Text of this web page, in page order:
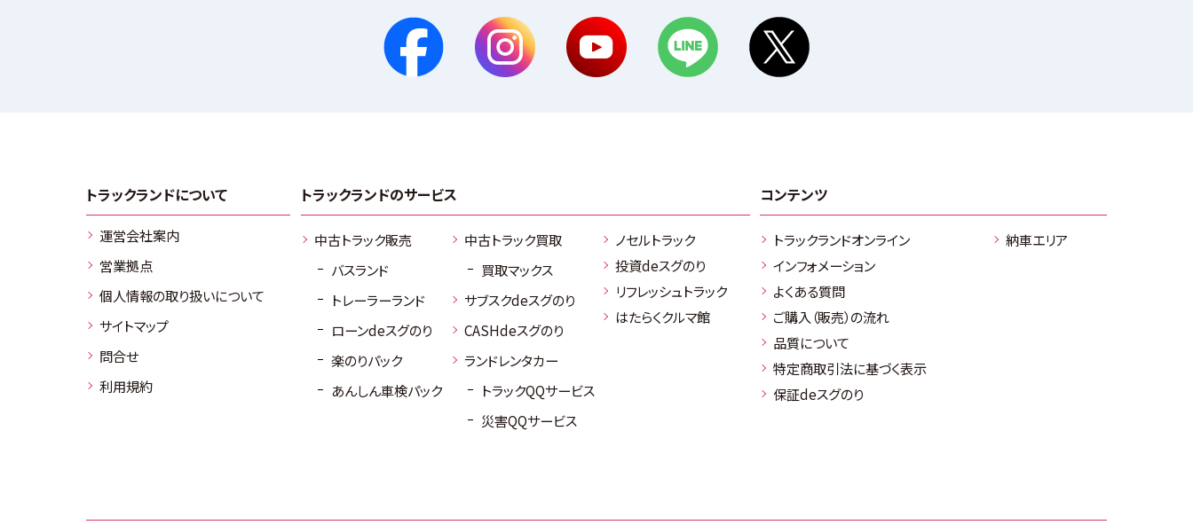
トラックランドについて
運営会社案内
営業拠点
個人情報の取り扱いについて
サイトマップ
問合せ
利用規約
トラックランドのサービス
中古トラック販売
バスランド
トレーラーランド
ローンdeスグのり
楽のりパック
あんしん車検パック
中古トラック買取
買取マックス
サブスクdeスグのり
CASHdeスグのり
ランドレンタカー
トラックQQサービス
災害QQサービス
ノセルトラック
投資deスグのり
リフレッシュトラック
はたらくクルマ館
コンテンツ
トラックランドオンライン
インフォメーション
よくある質問
ご購入（販売）の流れ
品質について
特定商取引法に基づく表示
保証deスグのり
納車エリア